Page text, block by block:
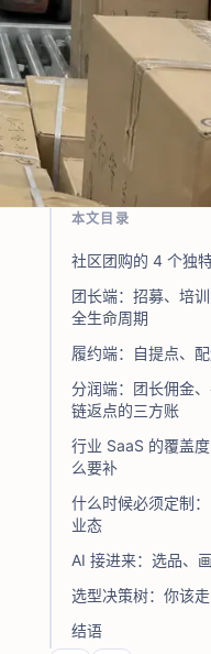
本文目录
社区团购的 4 个独
团长端：招募、培
全生命周期
履约端：自提点、
分润端：团长佣金
链返点的三方账
行业 SaaS 的覆盖
么要补
什么时候必须定制
业态
AI 接进来：选品、
选型决策树：你该
结语